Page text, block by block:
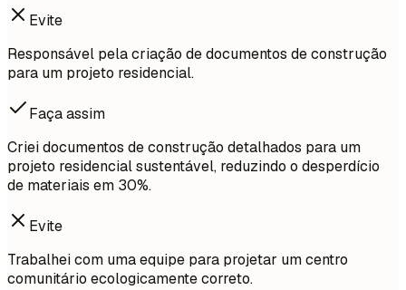
Evite
Responsável pela criação de documentos de construção
para um projeto residencial.
Faça assim
Criei documentos de construção detalhados para um
projeto residencial sustentável, reduzindo o desperdício
de materiais em 30%.
Evite
Trabalhei com uma equipe para projetar um centro
comunitário ecologicamente correto.